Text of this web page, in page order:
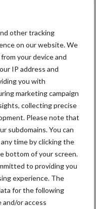
other tracking
on our website. We
your device and
IP address and
you with
marketing campaign
collecting precise
Please note that
subdomains. You can
time by clicking the
bottom of your screen.
to providing you
experience. The
for the following
or access
tips voor
is in
ooit”
over